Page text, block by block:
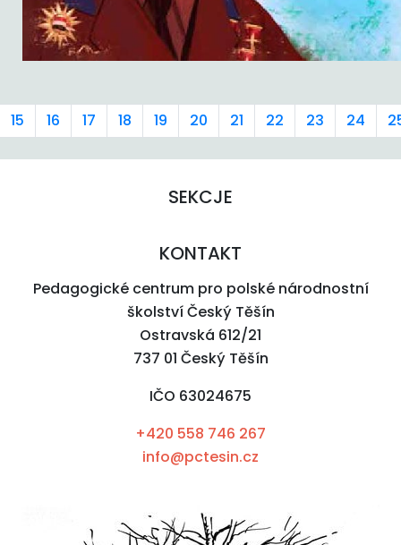
15 16 17 18 19 20 21 22 23 24
SEKCJE
KONTAKT
Pedagogické centrum pro polské národnostní
školství Český Těšín
Ostravská 612/21
737 01 Český Těšín
IČO 63024675
+420 558 746 267
info@pctesin.cz